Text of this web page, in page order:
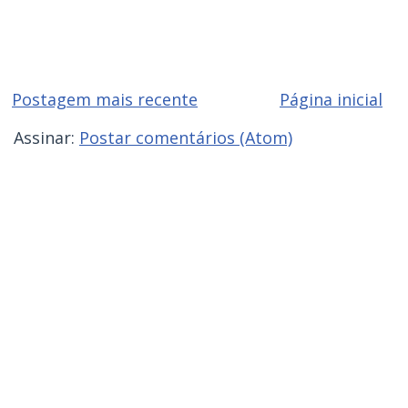
Postagem mais recente
Página inicial
Assinar: Postar comentários (Atom)